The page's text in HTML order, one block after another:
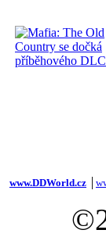
www.DDWorld.cz